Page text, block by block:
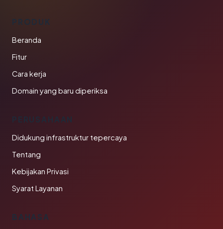
PRODUK
Beranda
Fitur
Cara kerja
Domain yang baru diperiksa
PERUSAHAAN
Didukung infrastruktur tepercaya
Tentang
Kebijakan Privasi
Syarat Layanan
BAHASA